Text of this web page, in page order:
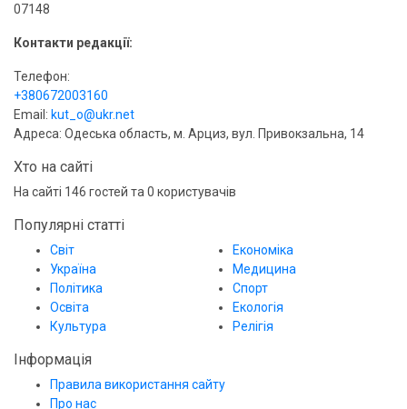
07148
Контакти редакції:
Телефон:
+380672003160
Email: kut_o@ukr.net
Адреса: Одеська область, м. Арциз, вул. Привокзальна, 14
Хто на сайті
На сайті 146 гостей та 0 користувачів
Популярні статті
Світ
Україна
Політика
Освіта
Культура
Економіка
Медицина
Спорт
Екологія
Релігія
Інформація
Правила використання сайту
Про нас